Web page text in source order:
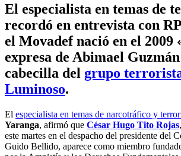
El especialista en temas de
recordó en entrevista con
el Movadefnació en el 2009
expresa de Abimael
cabecilla del grupo terrorist
Luminoso.
El especialista en temas de narcotráfico y
Yaranga, afirmó que César Hugo Tito Rojas
este martes en el despacho del presidente del
Guido Bellido, aparece como miembro